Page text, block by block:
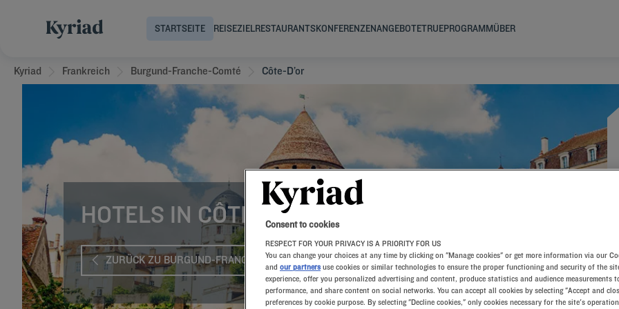
STARTSEITE REISEZIELRESTAURANTSKONFERENZENANGEBOTETRUEPROGRAMMÜBER
Kyriad Frankreich Burgund-Franche-Comté Côte-D’or
HOTELS IN CÔTE-D’OR
ZURÜCK ZU BURGUND-FRANCHE-COMTÉ
Consent to cookies
RESPECT FOR YOUR PRIVACY IS A PRIORITY FOR US
You can change your choices at any time by clicking on "Manage cookies" or get more information via our
and our partners use cookies or similar technologies to ensure the proper functioning and security of the
experience, offer you personalized advertising and content, produce statistics and audience measurements
performance, and share content on social networks. You can accept all cookies by selecting "Accept and
preferences by cookie purpose. By selecting "Decline cookies," only cookies necessary for the site's